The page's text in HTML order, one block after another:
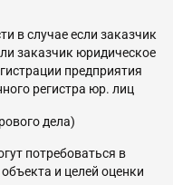
в случае если заказчик
заказчик юридическое
предприятия
регистра юр. лиц
дела)
потребоваться в
и целей оценки